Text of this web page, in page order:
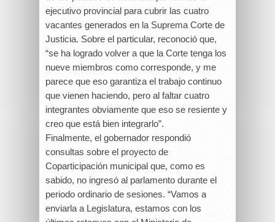
ejecutivo provincial para cubrir las cuatro
vacantes generados en la Suprema Corte de
Justicia. Sobre el particular, reconoció que,
“se ha logrado volver a que la Corte tenga los
nueve miembros como corresponde, y me
parece que eso garantiza el trabajo continuo
que vienen haciendo, pero al faltar cuatro
integrantes obviamente que eso se resiente y
creo que está bien integrarlo”.
Finalmente, el gobernador respondió
consultas sobre el proyecto de
Coparticipación municipal que, como es
sabido, no ingresó al parlamento durante el
periodo ordinario de sesiones. “Vamos a
enviarla a Legislatura, estamos con los